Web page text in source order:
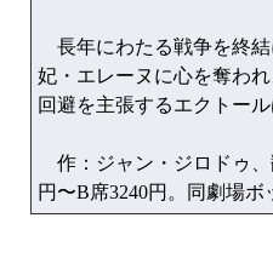
長年にわたる戦争を終結
妃・エレーヌに心を奪わ
回避を主張するエクトー
作：ジャン・ジロドゥ、
円〜B席3240円。同劇場ボ